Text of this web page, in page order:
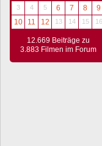
3
4 5 6 7 8
9
10
11 12 13 14 15 16
12.669 Beiträge zu
3.883 Filmen im Forum